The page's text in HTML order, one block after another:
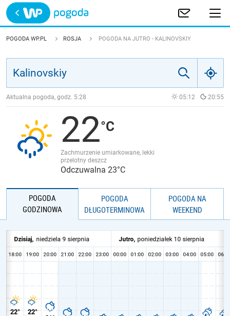
Trwa ładowanie
POLSKA
JAKOŚĆ POWIETRZA
POGODA WP.PL ROSJA POGODA NA JUTRO - KALINOVSKIY
Aktualna pogoda, godz. 5:28 05:12 20:55
22
Zachmurzenie umiarkowane, lekki
przelotny deszcz
Odczuwalna 23°C
POGODA
GODZINOWA
POGODA
DŁUGOTERMINOWA
POGODA NA
WEEKEND